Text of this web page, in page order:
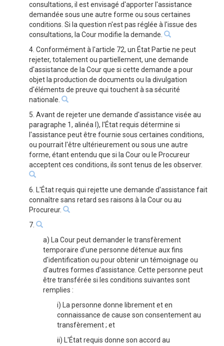
consultations, il est envisagé d'apporter l'assistance
demandée sous une autre forme ou sous certaines
conditions. Si la question n'est pas réglée à l'issue des
consultations, la Cour modifie la demande.
4. Conformément à l'article 72, un État Partie ne peut
rejeter, totalement ou partiellement, une demande
d'assistance de la Cour que si cette demande a pour
objet la production de documents ou la divulgation
d'éléments de preuve qui touchent à sa sécurité
nationale.
5. Avant de rejeter une demande d'assistance visée au
paragraphe 1, alinéa l), l'État requis détermine si
l'assistance peut être fournie sous certaines conditions,
ou pourrait l'être ultérieurement ou sous une autre
forme, étant entendu que si la Cour ou le Procureur
acceptent ces conditions, ils sont tenus de les observer.
6. L'État requis qui rejette une demande d'assistance fait
connaître sans retard ses raisons à la Cour ou au
Procureur.
7.
a) La Cour peut demander le transfèrement
temporaire d'une personne détenue aux fins
d'identification ou pour obtenir un témoignage ou
d'autres formes d'assistance. Cette personne peut
être transférée si les conditions suivantes sont
remplies :
i) La personne donne librement et en
connaissance de cause son consentement au
transfèrement ; et
ii) L'État requis donne son accord au